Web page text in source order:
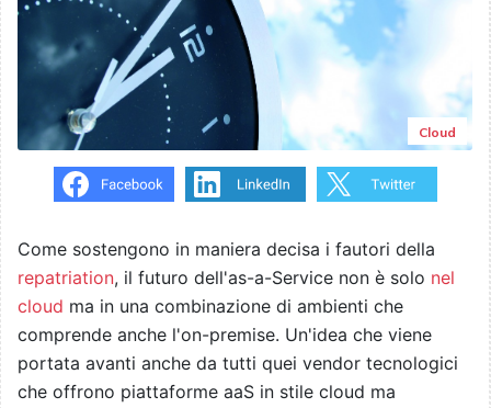
Cloud
Come sostengono in maniera decisa i fautori della
repatriation, il futuro dell'as-a-Service non è solo nel
cloud ma in una combinazione di ambienti che
comprende anche l'on-premise. Un'idea che viene
portata avanti anche da tutti quei vendor tecnologici
che offrono piattaforme aaS in stile cloud ma